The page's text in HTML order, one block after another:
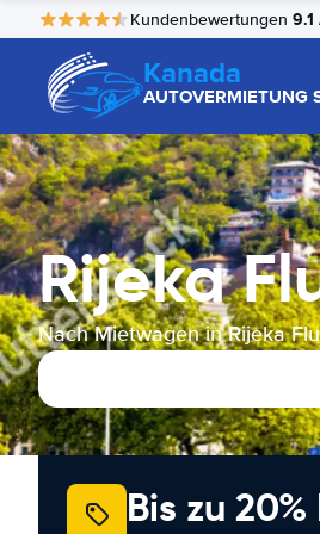
Kundenbewertungen 9.1
Kanada
AUTOVERMIETUNG
Rijeka
Nach Mietwagen in Rijeka
Bis zu